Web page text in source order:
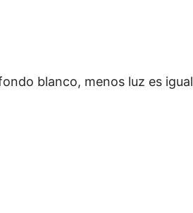
blanco, menos luz es igual